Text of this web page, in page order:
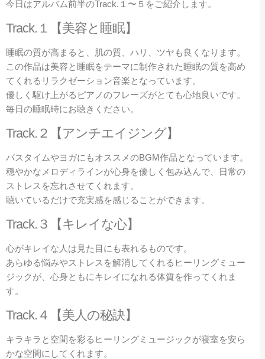
今日はアルバム前半のTrack.１〜５をご紹介します。
Track.１【美容と睡眠】
睡眠の質が高まると、肌の質、ハリ、ツヤも良くなります。
この作品は美容と睡眠をテーマに制作された睡眠の質を高め
てくれるリラクゼーション音楽となっています。
優しく駆け上がるピアノのフレーズがとても心地良いです。
毎日の睡眠時にお聴きください。
Track.２【アンチエイジング】
バスタイムやヨガにもオススメのBGM作品となっています。
穏やかなメロディラインが心身を優しく包み込んで、日常の
ストレスを忘れさせてくれます。
聴いているだけで充実感を感じることができます。
Track.３【キレイな心】
心がキレイな人は見た目にも表れるものです。
あらゆる悩みやストレスを解消してくれるヒーリングミュー
ジックが、心身ともにキレイになれる体質を作ってくれま
す。
Track.４【美人の秘訣】
キラキラと空間を彩るヒーリングミュージックが寝室を安ら
かな空間にしてくれます。